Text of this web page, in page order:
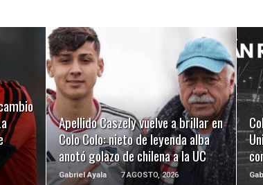
Apellido Caszely vuelve a brillar en
Colo Colo: nieto de leyenda alba
anotó golazo de chilena a la UC
Gabriel Ayala 7 AGOSTO, 2026
LEER MÁS